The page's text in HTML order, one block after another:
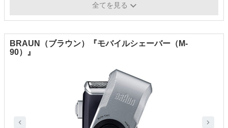
全てを見る
BRAUN（ブラウン）『モバイルシェーバー（M-
90）』